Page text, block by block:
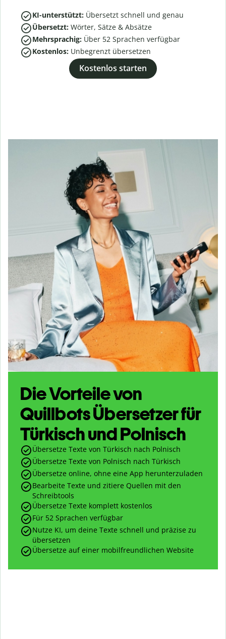
KI-unterstützt: Übersetzt schnell und genau
Übersetzt: Wörter, Sätze & Absätze
Mehrsprachig: Über 52 Sprachen verfügbar
Kostenlos: Unbegrenzt übersetzen
Kostenlos starten
Die Vorteile von
Quillbots Übersetzer für
Türkisch und Polnisch
Übersetze Texte von Türkisch nach Polnisch
Übersetze Texte von Polnisch nach Türkisch
Übersetze online, ohne eine App herunterzuladen
Bearbeite Texte und zitiere Quellen mit den
Schreibtools
Übersetze Texte komplett kostenlos
Für 52 Sprachen verfügbar
Nutze KI, um deine Texte schnell und präzise zu
übersetzen
Übersetze auf einer mobilfreundlichen Website